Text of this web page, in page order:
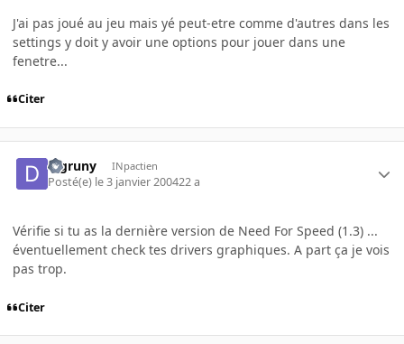
J'ai pas joué au jeu mais yé peut-etre comme d'autres dans les
settings y doit y avoir une options pour jouer dans une
fenetre...
Citer
djgruny INpactien
Posté(e) le 3 janvier 200422 a
Vérifie si tu as la dernière version de Need For Speed (1.3) ...
éventuellement check tes drivers graphiques. A part ça je vois
pas trop.
Citer